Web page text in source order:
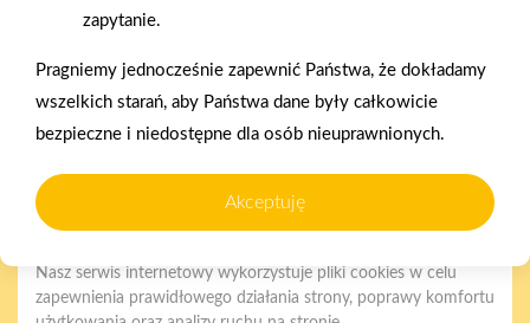
Mrówka w Wyrzysku
naszych produktów
ratalnym
zapytanie.
Pragniemy jednocześnie zapewnić Państwa, że dokładamy
wszelkich starań, aby Państwa dane były całkowicie
bezpieczne i niedostępne dla osób nieuprawnionych.
Akceptuję
Polityka plików cookies
Nasz serwis internetowy wykorzystuje pliki cookies w celu
zapewnienia prawidłowego działania strony, poprawy komfortu